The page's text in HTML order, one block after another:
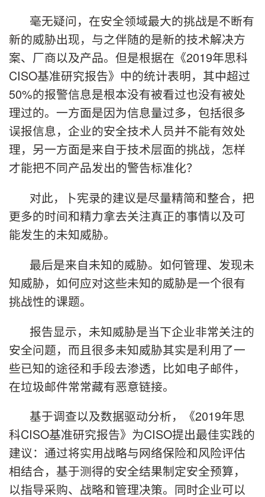
毫无疑问，在安全领域最大的挑战是不断有
新的威胁出现，与之伴随的是新的技术解决方
案、厂商以及产品。但是根据在《2019年思科
CISO基准研究报告》中的统计表明，其中超过
50%的报警信息是根本没有被看过也没有被处
理过的。一方面是因为信息量过多，包括很多
误报信息，企业的安全技术人员并不能有效处
理，另一方面是来自于技术层面的挑战，怎样
才能把不同产品发出的警告标准化？
对此，卜宪录的建议是尽量精简和整合，把
更多的时间和精力拿去关注真正的事情以及可
能发生的未知威胁。
最后是来自未知的威胁。如何管理、发现未
知威胁，如何应对这些未知的威胁是一个很有
挑战性的课题。
报告显示，未知威胁是当下企业非常关注的
安全问题，而且很多未知威胁其实是利用了一
些已知的途径和手段去渗透，比如电子邮件，
在垃圾邮件常常藏有恶意链接。
基于调查以及数据驱动分析，《2019年思
科CISO基准研究报告》为CISO提出最佳实践的
建议：通过将实用战略与网络保险和风险评估
相结合，基于测得的安全结果制定安全预算，
以指导采购、战略和管理决策。同时企业可以